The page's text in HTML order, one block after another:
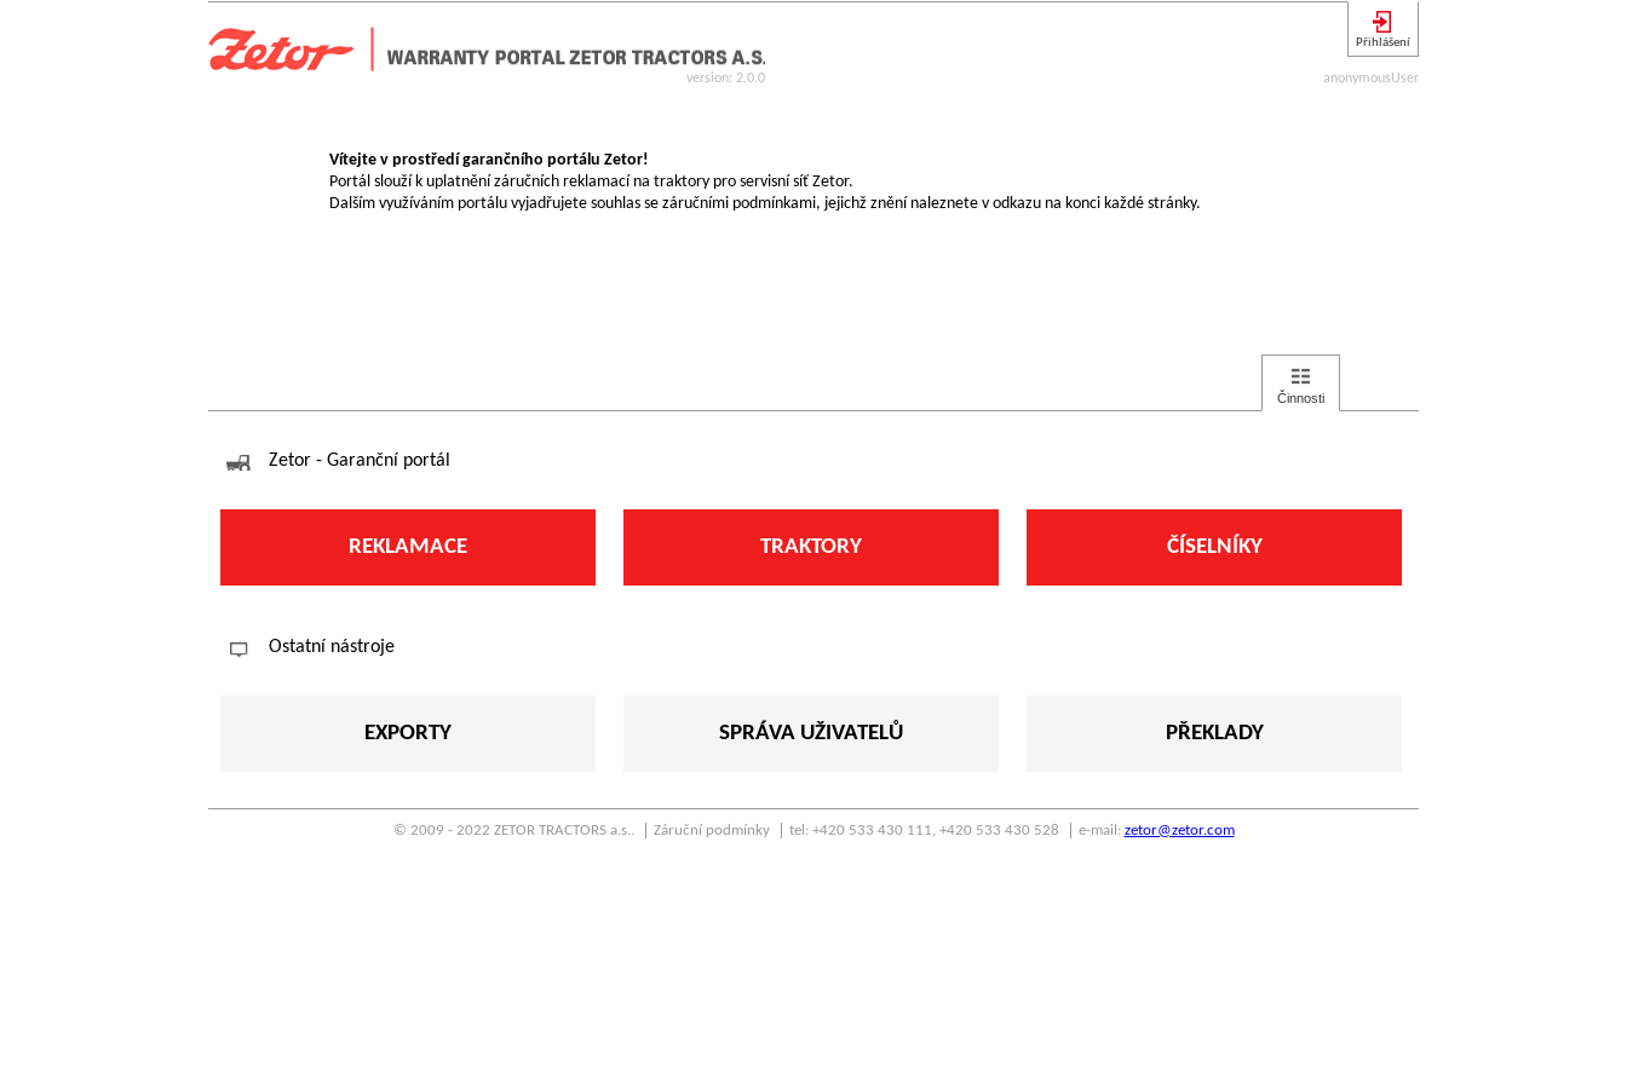
Přihlášení
anonymousUser
version: 2.0.0
Vítejte v prostředí garančního portálu Zetor!
Portál slouží k uplatnění záručních reklamací na traktory pro servisní síť Zetor.
Dalším využíváním portálu vyjadřujete souhlas se záručními podmínkami, jejichž znění naleznete v odkazu na konci každé stránky.
Činnosti
Zetor - Garanční portál
REKLAMACE TRAKTORY ČÍSELNÍKY
Ostatní nástroje
EXPORTY SPRÁVA UŽIVATELŮ PŘEKLADY
© 2009 - 2022 ZETOR TRACTORS a.s.. Záruční podmínky tel: +420 533 430 111, +420 533 430 528 e-mail: zetor@zetor.com